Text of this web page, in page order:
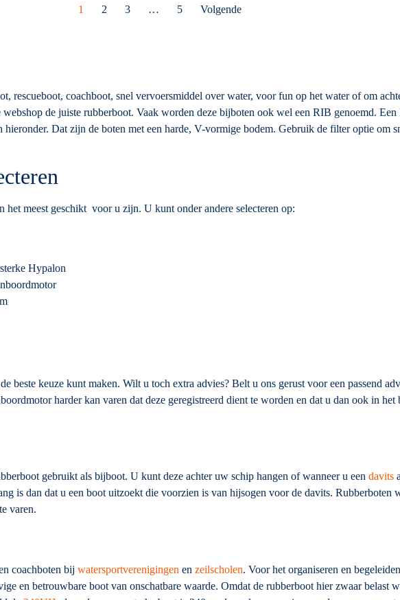
1 2 3 … 5 Volgende
rescueboot, coachboot, snel vervoersmiddel over water, voor fun op het water of om
de juiste rubberboot. Vaak worden deze bijboten ook wel een RIB genoemd.
Dat zijn de boten met een harde, V-vormige bodem. Gebruik de filter optie om
meest geschikt voor u zijn. U kunt onder andere selecteren op:
Hypalon
beste keuze kunt maken. Wilt u toch extra advies? Belt u ons gerust voor een passend
harder kan varen dat deze geregistreerd dient te worden en dat u dan ook in het
gebruikt als bijboot. U kunt deze achter uw schip hangen of wanneer u een davits
is dan dat u een boot uitzoekt die voorzien is van hijsogen voor de davits. Rubberboten
varen.
coachboten bij watersportverenigingen en zeilscholen. Voor het organiseren en
en betrouwbare boot van onschatbare waarde. Omdat de rubberboot hier zwaar belast